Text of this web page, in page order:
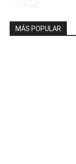
MÁS POPULAR